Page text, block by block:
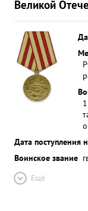
Великой
Дата поступления
Воинское звание
Ещё